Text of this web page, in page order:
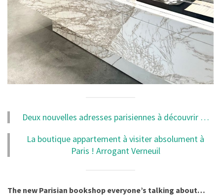
Deux nouvelles adresses parisiennes à découvrir …
La boutique appartement à visiter absolument à
Paris ! Arrogant Verneuil
The new Parisian bookshop everyone’s talking about…